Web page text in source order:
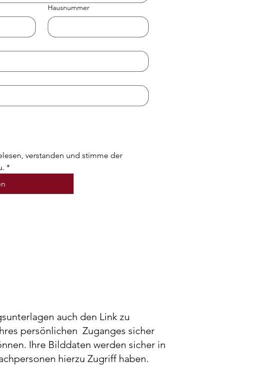
Hausnummer
verstanden und stimme der
*
auch den Link zu
persönlichen Zuganges sicher
Ihre Bilddaten werden sicher in
hierzu Zugriff haben.